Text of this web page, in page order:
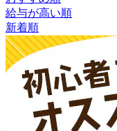
給与が高い順
新着順